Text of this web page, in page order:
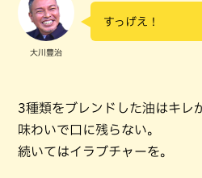
大川豊治
すっげえ！
3種類をブレンドした油はキレ
味わいで口に残らない。
続いてはイラブチャーを。